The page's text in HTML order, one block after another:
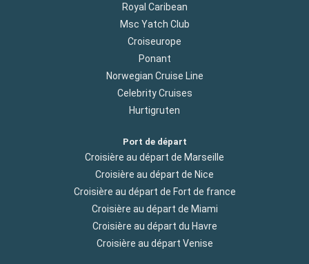
Royal Caribean
Msc Yatch Club
Croiseurope
Ponant
Norwegian Cruise Line
Celebrity Cruises
Hurtigruten
Port de départ
Croisière au départ de Marseille
Croisière au départ de Nice
Croisière au départ de Fort de france
Croisière au départ de Miami
Croisière au départ du Havre
Croisière au départ Venise